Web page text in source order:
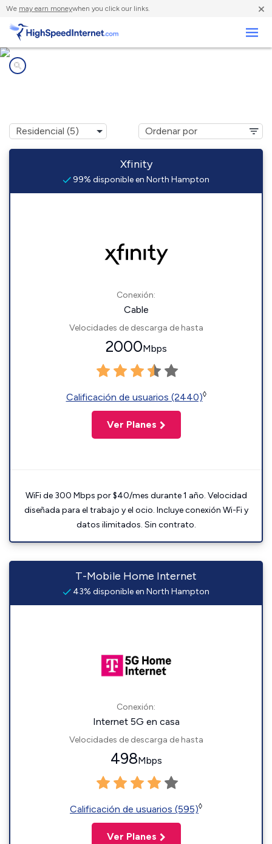
We may earn moneywhen you click our links. ×
Xfinity
99% disponible en North Hampton
Conexión:
Cable
Velocidades de descarga de hasta
2000Mbps
Calificación de usuarios (2440)◊
Ver Planes
WiFi de 300 Mbps por $40/mes durante 1 año. Velocidad
diseñada para el trabajo y el ocio. Incluye conexión Wi-Fi y
datos ilimitados. Sin contrato.
T-Mobile Home Internet
43% disponible en North Hampton
Conexión:
Internet 5G en casa
Velocidades de descarga de hasta
498Mbps
Calificación de usuarios (595)◊
Ver Planes